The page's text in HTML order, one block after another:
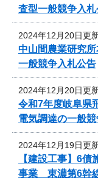
査型一般競争入
2024年12月20日更
中山間農業研究
一般競争入札公告
2024年12月20日更
令和7年度岐阜県
電気調達の一般競
2024年12月19日更
【建設工事】6
事業 東濃第6幹